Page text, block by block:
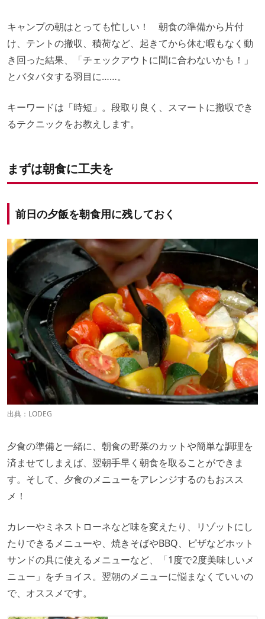
キャンプの朝はとっても忙しい！ 朝食の準備から片付
け、テントの撤収、積荷など、起きてから休む暇もなく動
き回った結果、「チェックアウトに間に合わないかも！」
とバタバタする羽目に……。
キーワードは「時短」。段取り良く、スマートに撤収でき
るテクニックをお教えします。
まずは朝食に工夫を
前日の夕飯を朝食用に残しておく
出典： LODEG
夕食の準備と一緒に、朝食の野菜のカットや簡単な調理を
済ませてしまえば、翌朝手早く朝食を取ることができま
す。そして、夕食のメニューをアレンジするのもおスス
メ！
カレーやミネストローネなど味を変えたり、リゾットにし
たりできるメニューや、焼きそばやBBQ、ピザなどホット
サンドの具に使えるメニューなど、「1度で2度美味しいメ
ニュー」をチョイス。翌朝のメニューに悩まなくていいの
で、オススメです。